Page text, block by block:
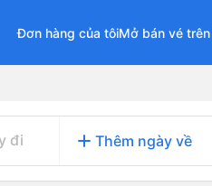
Đơn hàng của tôiMở bán vé
đi add Thêm ngày về